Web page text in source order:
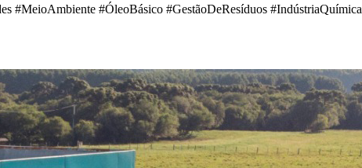
#MeioAmbiente #ÓleoBásico #GestãoDeResíduos #IndústriaQuímica